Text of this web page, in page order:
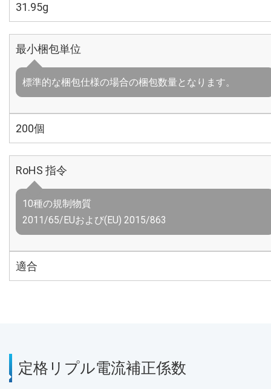
31.95g
最小梱包単位
標準的な梱包仕様の場合の梱包数量となります。
200個
RoHS 指令
10種の規制物質
2011/65/EUおよび(EU) 2015/863
適合
定格リプル電流補正係数